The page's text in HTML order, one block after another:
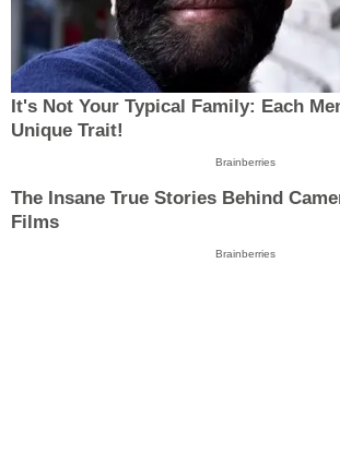
It's Not Your Typical Family: Each
Unique Trait!
Brainberries
The Insane True Stories Behind
Films
Brainberries